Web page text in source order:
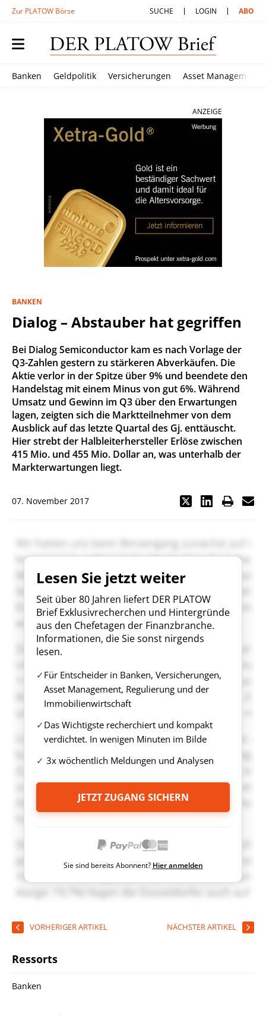
Zur PLATOW Börse SUCHE LOGIN ABO
Banken Geldpolitik Versicherungen Asset Management
ANZEIGE
BANKEN
Dialog – Abstauber hat gegriffen
Bei Dialog Semiconductor kam es nach Vorlage der
Q3-Zahlen gestern zu stärkeren Abverkäufen. Die
Aktie verlor in der Spitze über 9% und beendete den
Handelstag mit einem Minus von gut 6%. Während
Umsatz und Gewinn im Q3 über den Erwartungen
lagen, zeigten sich die Marktteilnehmer von dem
Ausblick auf das letzte Quartal des Gj. enttäuscht.
Hier strebt der Halbleiterhersteller Erlöse zwischen
415 Mio. und 455 Mio. Dollar an, was unterhalb der
Markterwartungen liegt.
07. November 2017
Lesen Sie jetzt weiter
Seit über 80 Jahren liefert DER PLATOW
Brief Exklusivrecherchen und Hintergründe
aus den Chefetagen der Finanzbranche.
Informationen, die Sie sonst nirgends
lesen.
Für Entscheider in Banken, Versicherungen,
Asset Management, Regulierung und der
Immobilienwirtschaft
Das Wichtigste recherchiert und kompakt
verdichtet. In wenigen Minuten im Bilde
3x wöchentlich Meldungen und Analysen
JETZT ZUGANG SICHERN
Sie sind bereits Abonnent? Hier anmelden
VORHERIGER ARTIKEL NÄCHSTER ARTIKEL
Ressorts
Banken